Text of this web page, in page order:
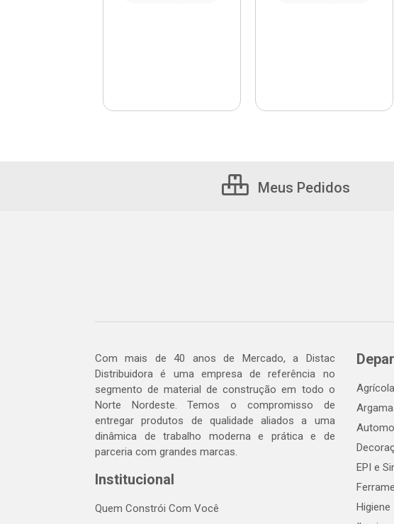
Meus Pedidos
Com mais de 40 anos de Mercado, a Distac
Distribuidora é uma empresa de referência no
segmento de material de construção em todo o
Norte Nordeste. Temos o compromisso de
entregar produtos de qualidade aliados a uma
dinâmica de trabalho moderna e prática e de
parceria com grandes marcas.
Institucional
Quem Constrói Com Você
EPI e
Higiene